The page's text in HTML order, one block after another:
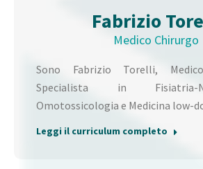
Fabrizio
Medico Chirurgo
Sono Fabrizio Torelli,
Specialista in Fisiatria-
Omotossicologia e Medicina low-
Leggi il curriculum completo